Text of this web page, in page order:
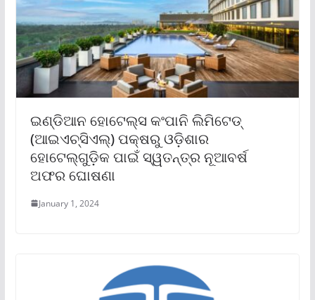
ଇଣ୍ଡିଆନ ହୋଟେଲ୍‌ସ କଂପାନି ଲିମିଟେଡ୍
(ଆଇଏଚ୍‌ସିଏଲ୍‌) ପକ୍ଷରୁ ଓଡ଼ିଶାର
ହୋଟେଲ୍‌ଗୁଡ଼ିକ ପାଇଁ ସ୍ୱତନ୍ତ୍ର ନୂଆବର୍ଷ
ଅଫର ଘୋଷଣା
January 1, 2024